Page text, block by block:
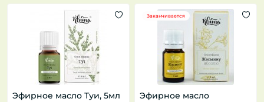
Эфирное масло Туи, 5мл
Заканчивается
Эфирное масло